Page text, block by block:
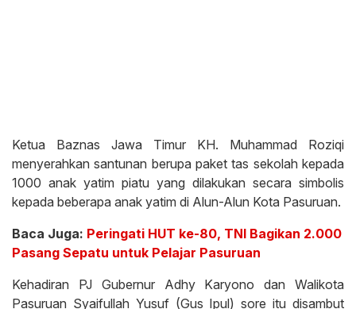
Ketua Baznas Jawa Timur KH. Muhammad Roziqi
menyerahkan santunan berupa paket tas sekolah kepada
1000 anak yatim piatu yang dilakukan secara simbolis
kepada beberapa anak yatim di Alun-Alun Kota Pasuruan.
Baca Juga: Peringati HUT ke-80, TNI Bagikan 2.000
Pasang Sepatu untuk Pelajar Pasuruan
Kehadiran PJ Gubernur Adhy Karyono dan Walikota
Pasuruan Syaifullah Yusuf (Gus Ipul) sore itu disambut